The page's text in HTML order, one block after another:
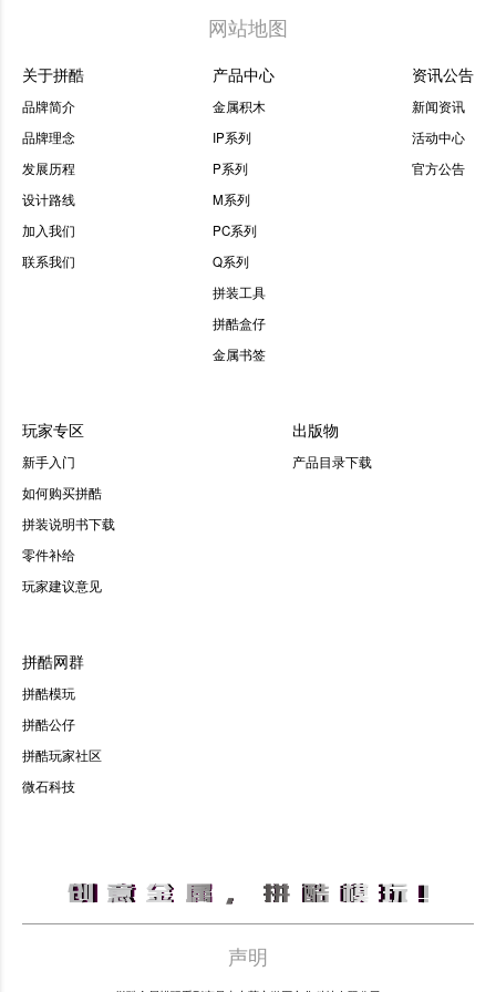
网站地图
关于拼酷
品牌简介
品牌理念
发展历程
设计路线
加入我们
联系我们
产品中心
金属积木
IP系列
P系列
M系列
PC系列
Q系列
拼装工具
拼酷盒仔
金属书签
资讯公告
新闻资讯
活动中心
官方公告
玩家专区
新手入门
如何购买拼酷
拼装说明书下载
零件补给
玩家建议意见
出版物
产品目录下载
拼酷网群
拼酷模玩
拼酷公仔
拼酷玩家社区
微石科技
声明